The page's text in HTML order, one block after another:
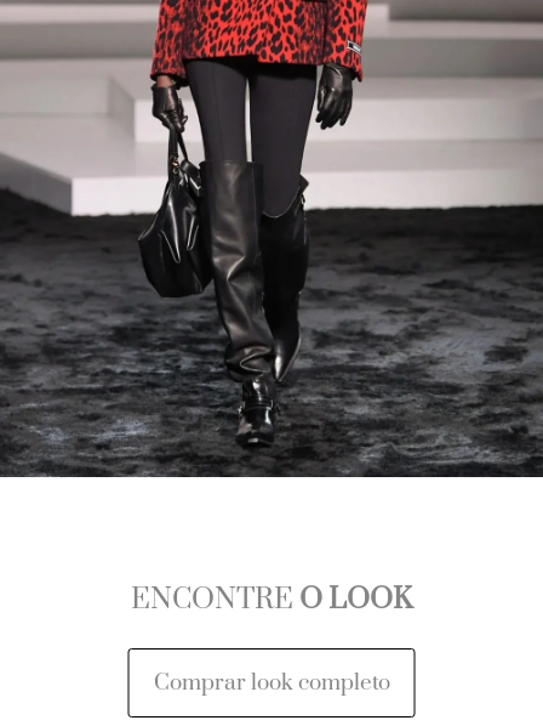
ENCONTRE O LOOK
Comprar look completo